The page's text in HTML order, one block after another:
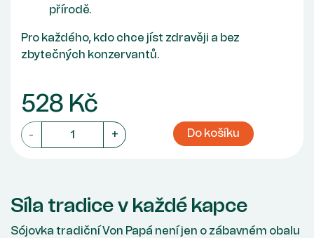
přírodě.
Pro každého, kdo chce jíst zdravěji a bez
zbytečných konzervantů.
528 Kč
- + Do košíku
Síla tradice v každé kapce
Sójovka tradiční Von Papá není jen o zábavném obalu